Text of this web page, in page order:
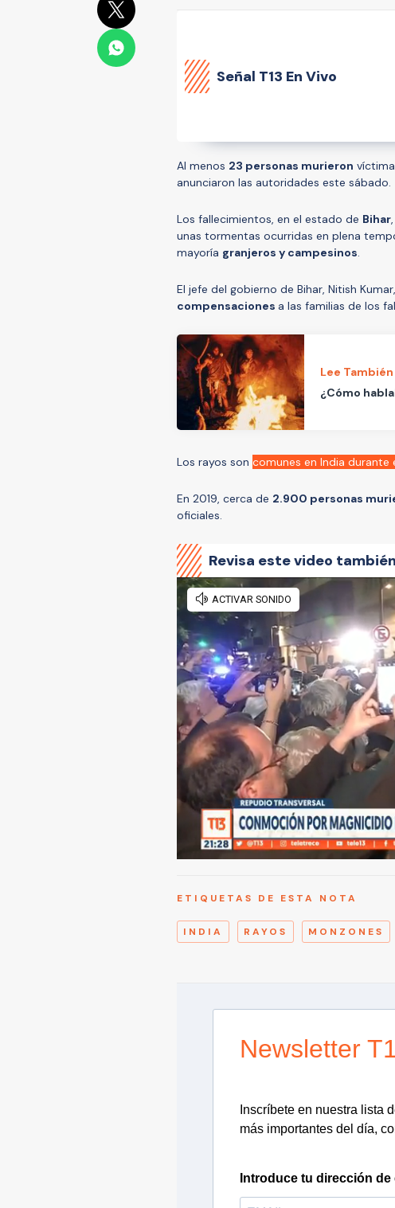
Señal T13 En Vivo
Al menos 23 personas murieron
anunciaron las autoridades este sábado.
Los fallecimientos, en el estado de Bihar
unas tormentas ocurridas en plena
mayoría granjeros y campesinos.
El jefe del gobierno de Bihar, Nitish
compensaciones a las familias de los
Lee También
¿Cómo
Los rayos son comunes en India durante
En 2019, cerca de 2.900 personas
oficiales.
Revisa este video
ETIQUETAS DE ESTA NOTA
INDIA RAYOS MONZONES
Newsletter
Inscríbete en nuestra lista
más importantes del día,
Introduce tu dirección